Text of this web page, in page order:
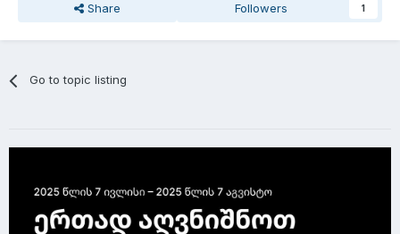
Share Followers 1
Go to topic listing